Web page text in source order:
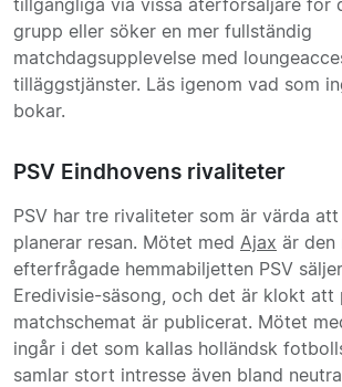
grupp eller söker en mer fullständig
matchdagsupplevelse med
tilläggstjänster. Läs igenom vad som
bokar.
PSV Eindhovens rivaliteter
PSV har tre rivaliteter som är värda
planerar resan. Mötet med Ajax är den
efterfrågade hemmabiljetten PSV
Eredivisie-säsong, och det är klokt att
matchschemat är publicerat. Mötet
ingår i det som kallas holländsk
samlar stort intresse även bland